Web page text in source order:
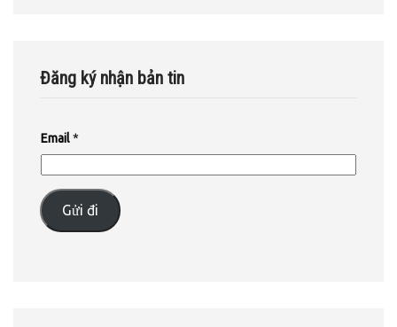
Đăng ký nhận bản tin
Email*
Gửi đi